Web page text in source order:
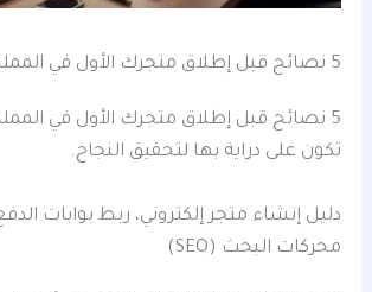
5 نصائح قبل إطلاق متجرك الأول في المملكة:
5 نصائح قبل إطلاق متجرك الأول في
تكون على دراية بها لتحقيق النجاح.
دليل إنشاء متجر إلكتروني، ربط بوابات
محركات البحث (SEO)